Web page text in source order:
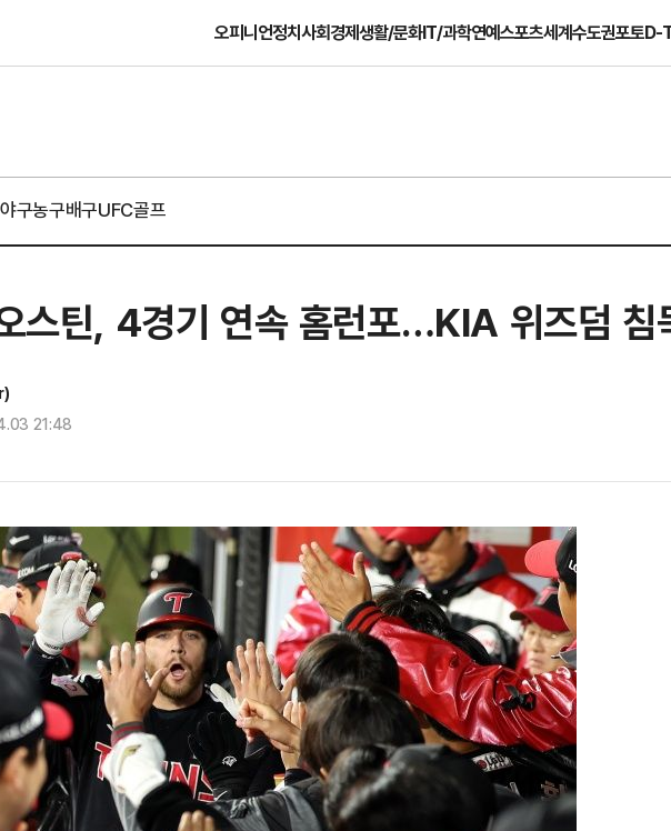
오피니언정치사회경제생활/문화IT/과학연예스포츠세계수도권포토D-
구농구배구UFC골프
스틴, 4경기 연속 홈런포…KIA 위즈덤 침
21:48